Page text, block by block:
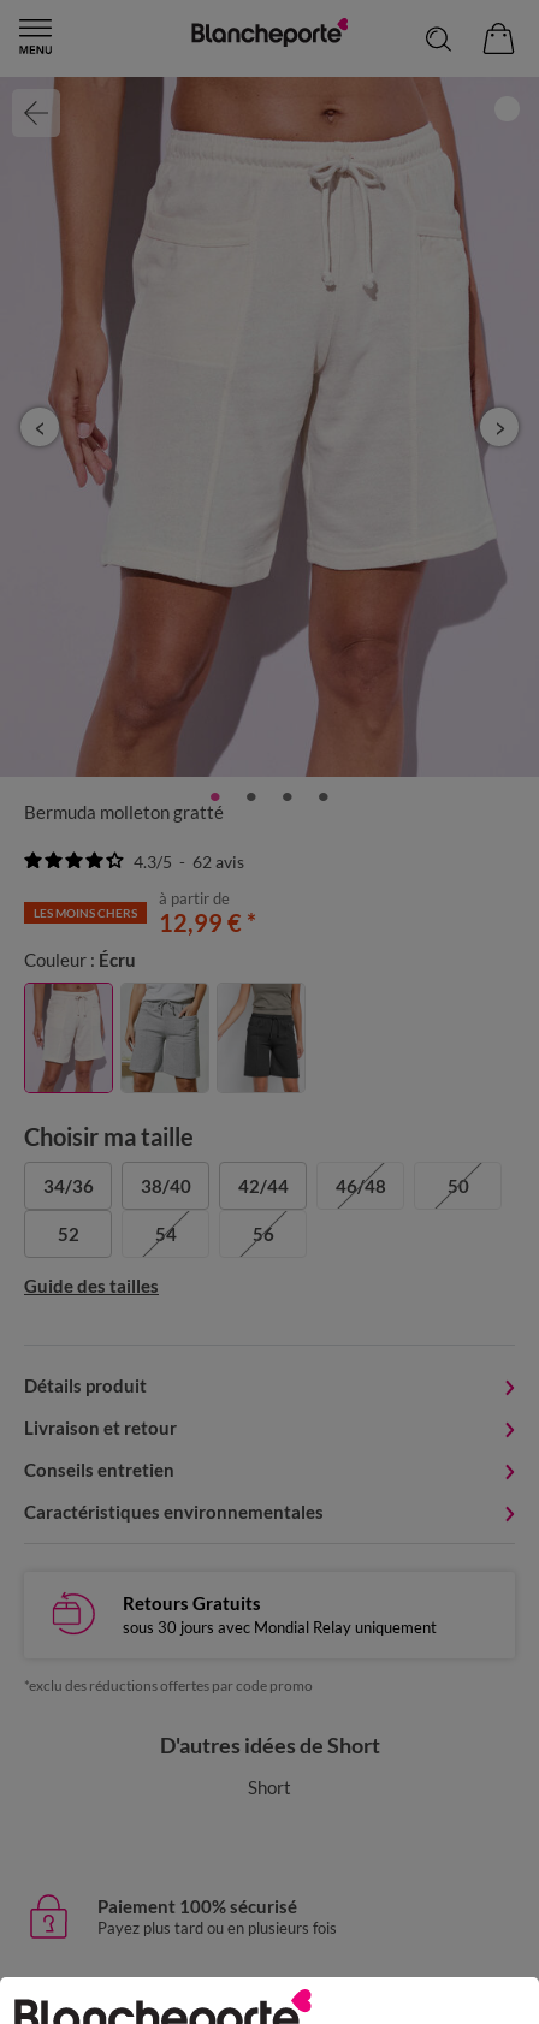
Bermuda molleton gratté
4.3/5 - 62 avis
à partir de
12,99 € *
LES MOINS CHERS
Couleur : Écru
Choisir ma taille
34/36 38/40 42/44 46/48 50
52 54 56
Guide des tailles
Détails produit
Livraison et retour
Conseils entretien
Caractéristiques environnementales
Retours Gratuits
sous 30 jours avec Mondial Relay uniquement
*exclu des réductions offertes par code promo
D'autres idées de Short
Short
Paiement 100% sécurisé
Payez plus tard ou en plusieurs fois
domicile, relais, consignes automatiques